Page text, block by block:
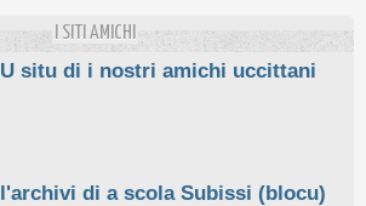
I SITI AMICHI
U situ di i nostri amichi uccittani
l'archivi di a scola Subissi (blocu)